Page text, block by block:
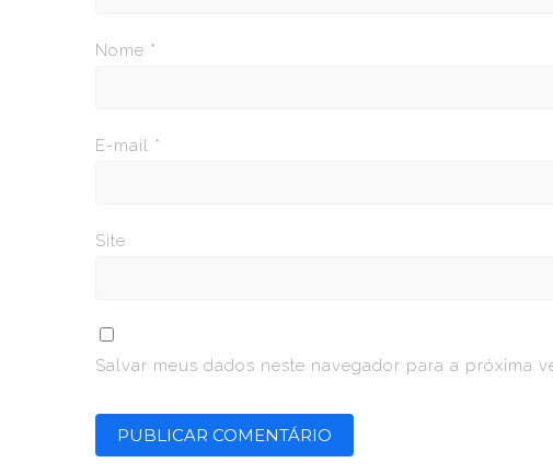
Nome *
E-mail *
Site
Salvar meus dados neste navegador para a próxima